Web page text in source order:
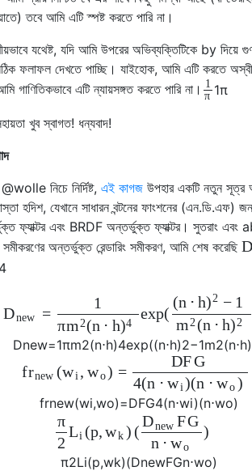
তবে আমি এটি স্পষ্ট করতে পারি না।
যথেষ্ট, যদি আমি উপরের অভিব্যক্তিটিকে by দিয়ে
ফলাফল দেখতে পাচ্ছি। যাইহোক, আমি এটি করতে
গাণিতিকভাবে এটি ন্যায়সঙ্গত করতে পারি না। 1
π 1π
খুব স্বাগত! ধন্যবাদ!
@wolle নিচে নির্দিষ্ট, এই কাগজ উপহার একটি নতুন সূত্র
হদিশ, যেখানে সাধারন বন্টনের ফাংশনের (এন.ডি.এফ)
ফ্যাক্টর এবং BRDF অন্তর্ভুক্ত ফ্যাক্টর। সুতরাং এবং
অন্তর্ভুক্ত রেন্ডারিং সমীকরণ, আমি শেষ করেছি D
4
Dnew =
1
πm 2 (n ⋅ h)4
exp(
(n ⋅ h) 2 − 1
m 2 (n ⋅ h) 2
Dnew=1πm2(n⋅h)4exp((n⋅h)2−1m2(n⋅h)
frnew (wi , wo) =
DFG
4(n ⋅ wi)(n ⋅ wo )
frnew(wi,wo)=DFG4(n⋅wi)(n⋅wo)
π
2
Li (p,wk ) (
Dnew FG
n ⋅ wo
)
π2Li(p,wk)(DnewFGn⋅wo)